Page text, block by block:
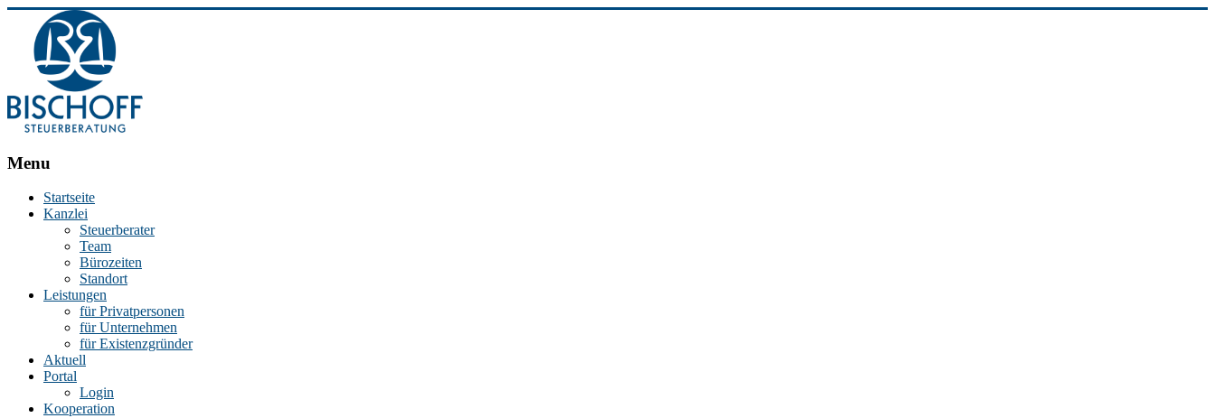
BISCHOFF
Stephan
Steuerberater
Essen
Menu
Startseite
Kanzlei
Steuerberater
Team
Bürozeiten
Standort
Leistungen
für Privatpersonen
für Unternehmen
für Existenzgründer
Aktuell
Portal
Login
Kooperation